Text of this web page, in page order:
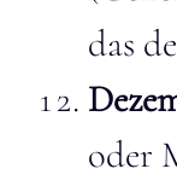
das
oder